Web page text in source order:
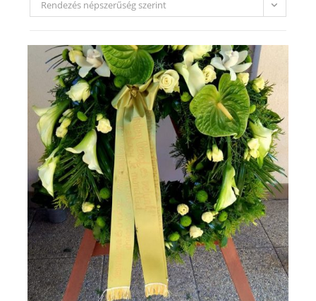
Rendezés népszerűség szerint